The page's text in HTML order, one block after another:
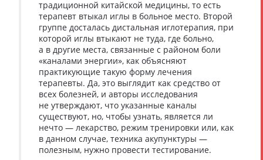
традиционной китайской медицины, то есть
терапевт втыкал иглы в больное место. Второй
группе досталась дистальная иглотерапия, при
которой иглы втыкают не туда, где больно,
а в другие места, связанные с районом боли
«каналами энергии», как объясняют
практикующие такую форму лечения
терапевты. Да, это выглядит как средство от
всех болезней, и авторы исследования
не утверждают, что указанные каналы
существуют, но, чтобы узнать, является ли
нечто — лекарство, режим тренировки или, как
в данном случае, техника акупунктуры —
полезным, нужно провести тестирование.